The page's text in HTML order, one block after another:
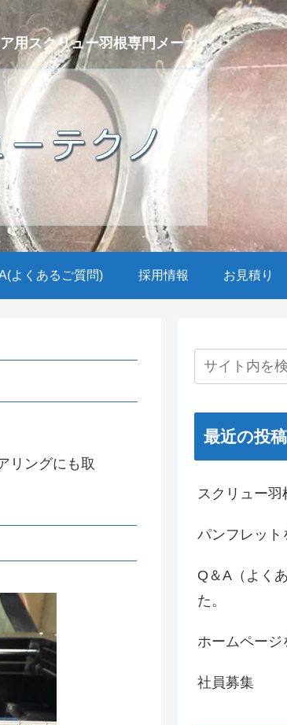
用スクリュー羽根専門メーカー
よくあるご質問) 採用情報 お見積り
リングにも取
最近の投稿
スクリュー羽
パンフレット
Q＆A（よく
た。
ホームペー
社員募集